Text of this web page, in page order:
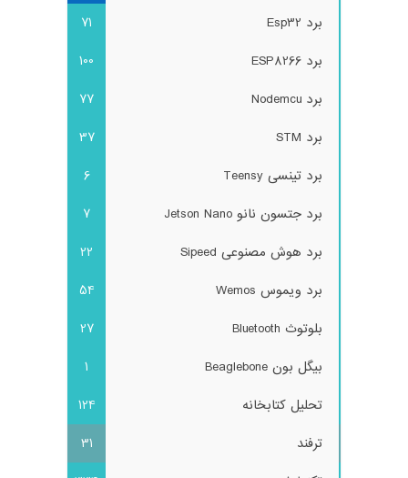
برد Esp32
71
برد ESP8266
100
برد Nodemcu
77
برد STM
37
برد تینسی Teensy
6
برد جتسون نانو Jetson Nano
7
برد هوش مصنوعی Sipeed
22
برد ویموس Wemos
54
بلوتوث Bluetooth
27
بیگل بون Beaglebone
1
تحلیل کتابخانه
124
ترفند
31